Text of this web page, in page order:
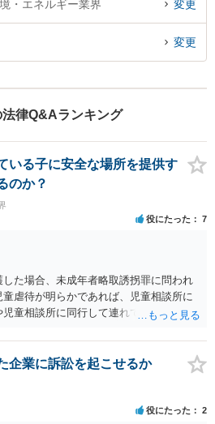
・エネルギー業界 変更
変更
律Q&Aランキング
いる子に安全な場所を提供す
のか？
役にたった 7
た場合、未成年者略取誘拐罪に問われ
虐待が明らかであれば、児童相談所に
童相談所に同行して連れていくなり、
スでは難しい判断にはなるとは思いま
護者の承諾を得ずに勝手に保護すること
。警察は親からの虐待があると分かっ
なたに味方するわけではないかと存じ
であったと窘められる程度であればよ
企業に訴訟を起こせるか
役にたった 2